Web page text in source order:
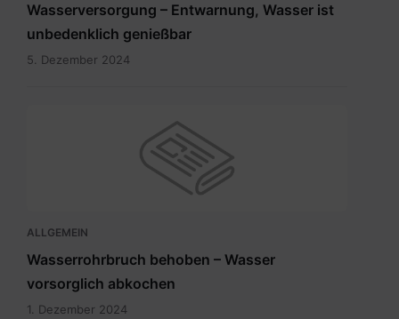
Wasserversorgung – Entwarnung, Wasser ist
unbedenklich genießbar
5. Dezember 2024
ALLGEMEIN
Wasserrohrbruch behoben – Wasser
vorsorglich abkochen
1. Dezember 2024